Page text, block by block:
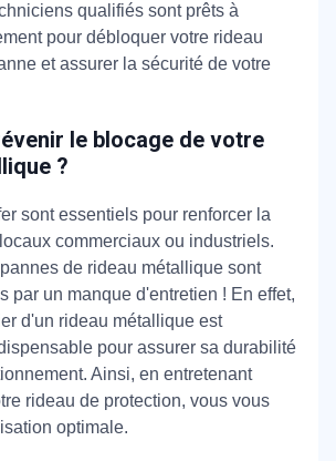
qualifiés sont prêts à
pour débloquer votre rideau
et assurer la sécurité de votre
le blocage de votre
?
sont essentiels pour renforcer la
commerciaux ou industriels.
de rideau métallique sont
par un manque d'entretien ! En effet,
d'un rideau métallique est
pour assurer sa durabilité
Ainsi, en entretenant
rideau de protection, vous vous
optimale.